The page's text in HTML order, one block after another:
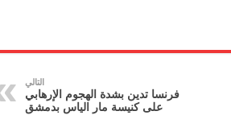
التالي
فرنسا تدين بشدة الهجوم الإرهابي
على كنيسة مار الياس بدمشق